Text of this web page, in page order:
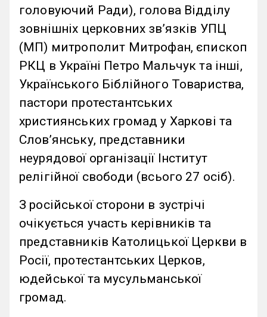
головуючий Ради), голова Відділу
зовнішніх церковних зв’язків УПЦ
(МП) митрополит Митрофан, єпископ
РКЦ в Україні Петро Мальчук та інші,
Українського Біблійного Товариства,
пастори протестантських
християнських громад у Харкові та
Слов’янську, представники
неурядової організації Інститут
релігійної свободи (всього 27 осіб).
З російської сторони в зустрічі
очікується участь керівників та
представників Католицької Церкви в
Росії, протестантських Церков,
юдейської та мусульманської
громад.